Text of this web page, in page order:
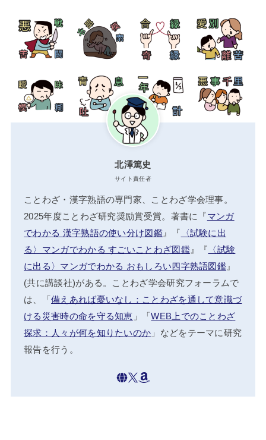
北澤篤史
サイト責任者
ことわざ・漢字熟語の専門家、ことわざ学会理事。
2025年度ことわざ研究奨励賞受賞。著書に『マンガ
でわかる 漢字熟語の使い分け図鑑』『 〈試験に出
る〉マンガでわかる すごいことわざ図鑑』『 〈試験
に出る〉マンガでわかる おもしろい四字熟語図鑑』
(共に講談社)がある。ことわざ学会研究フォーラムで
は、「備えあれば憂いなし：ことわざを通して意識づ
ける災害時の命を守る知恵 」「WEB上でのことわざ
探求：人々が何を知りたいのか 」などをテーマに研究
報告を行う。